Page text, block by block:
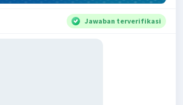
Jawaban terverifikasi